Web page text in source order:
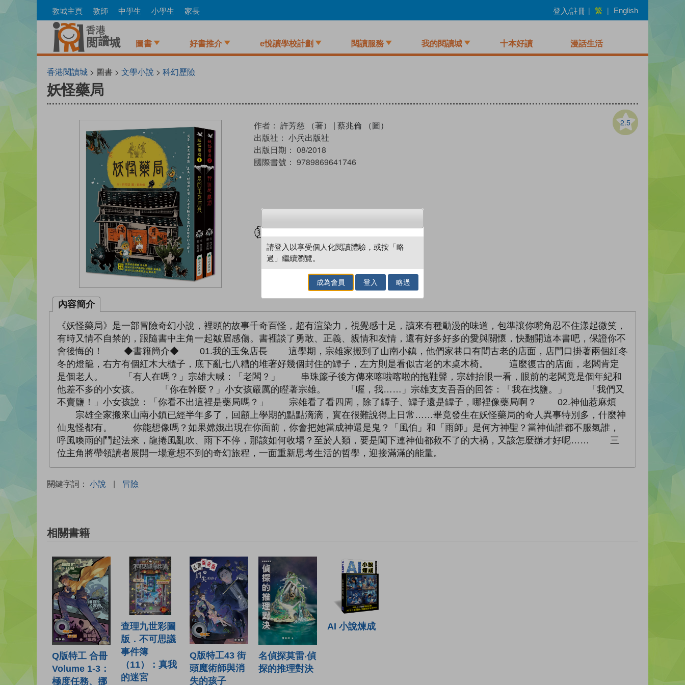
to
教城主頁 教師 中學生 小學生 家長 登入/註冊 | 繁 | English
圖書 好書推介 e悅讀學校計劃 閱讀服務 我的閱讀城 十本好讀 漫話生活
香港閱讀城 > 圖書 > 文學小說 > 科幻歷險
妖怪藥局
2.5
作者： 許芳慈 （著） | 蔡兆倫 （圖）
出版社： 小兵出版社
出版日期： 08/2018
國際書號： 9789869641746
內容簡介
《妖怪藥局》是一部冒險奇幻小說，裡頭的故事千奇百怪，超有渲染力，視覺感十足，讀來有種動漫的味道，包準讓你嘴角忍不住漾起微笑，
有時又情不自禁的，跟隨書中主角一起皺眉感傷。書裡談了勇敢、正義、親情和友情，還有好多好多的愛與關懷，快翻開這本書吧，保證你不
會後悔的！ ◆書籍簡介◆ 01.我的玉兔店長 這學期，宗雄家搬到了山南小鎮，他們家巷口有間古老的店面，店門口掛著兩個紅冬
冬的燈籠，右方有個紅木大櫃子，底下亂七八糟的堆著好幾個封住的罈子，左方則是看似古老的木桌木椅。 這麼復古的店面，老闆肯定
是個老人。 「有人在嗎？」宗雄大喊：「老闆？」 串珠簾子後方傳來喀啦喀啦的拖鞋聲，宗雄抬眼一看，眼前的老闆竟是個年紀和
他差不多的小女孩。 「你在幹麼？」小女孩嚴厲的瞪著宗雄。 「喔，我……」宗雄支支吾吾的回答：「我在找鹽。」 「我們又
不賣鹽！」小女孩說：「你看不出這裡是藥局嗎？」 宗雄看了看四周，除了罈子、罈子還是罈子，哪裡像藥局啊？ 02.神仙惹麻煩
宗雄全家搬來山南小鎮已經半年多了，回顧上學期的點點滴滴，實在很難說得上日常……畢竟發生在妖怪藥局的奇人異事特別多，什麼神
仙鬼怪都有。 你能想像嗎？如果嫦娥出現在你面前，你會把她當成神還是鬼？「風伯」和「雨師」是何方神聖？當神仙誰都不服氣誰，
呼風喚雨的鬥起法來，龍捲風亂吹、雨下不停，那該如何收場？至於人類，要是闖下連神仙都救不了的大禍，又該怎麼辦才好呢…… 三
位主角將帶領讀者展開一場意想不到的奇幻旅程，一面重新思考生活的哲學，迎接滿滿的能量。
關鍵字詞： 小說 | 冒險
相關書籍
Q版特工 合冊
Volume 1-3：
極度任務、挪
查理九世彩圖
版．不可思議
事件簿
（11）：真我
的迷宮
Q版特工43 街
頭魔術師與消
失的孩子
名偵探莫雷‧偵
探的推理對決
AI 小說煉成
請登入以享受個人化閱讀體驗，或按「略
過」繼續瀏覽。
成為會員 登入 略過